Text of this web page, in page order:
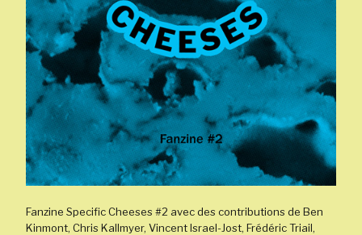
Fanzine Specific Cheeses #2 avec des contributions de Ben
Kinmont, Chris Kallmyer, Vincent Israel-Jost, Frédéric Triail,